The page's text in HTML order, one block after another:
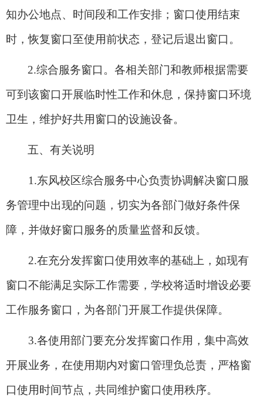
知办公地点、时间段和工作安排；窗口使用结束
时，恢复窗口至使用前状态，登记后退出窗口。
2.综合服务窗口。各相关部门和教师根据需要
可到该窗口开展临时性工作和休息，保持窗口环境
卫生，维护好共用窗口的设施设备。
五、有关说明
1.东风校区综合服务中心负责协调解决窗口服
务管理中出现的问题，切实为各部门做好条件保
障，并做好窗口服务的质量监督和反馈。
2.在充分发挥窗口使用效率的基础上，如现有
窗口不能满足实际工作需要，学校将适时增设必要
工作服务窗口，为各部门开展工作提供保障。
3.各使用部门要充分发挥窗口作用，集中高效
开展业务，在使用期内对窗口管理负总责，严格窗
口使用时间节点，共同维护窗口使用秩序。